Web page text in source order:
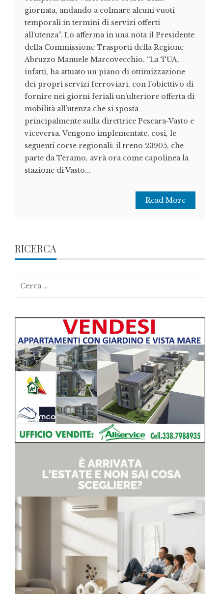
giornata, andando a colmare alcuni vuoti
temporali in termini di servizi offerti
all’utenza”. Lo afferma in una nota il Presidente
della Commissione Trasporti della Regione
Abruzzo Manuele Marcovecchio. “La TUA,
infatti, ha attuato un piano di ottimizzazione
dei propri servizi ferroviari, con l’obiettivo di
fornire nei giorni feriali un’ulteriore offerta di
mobilità all’utenza che si sposta
principalmente sulla direttrice Pescara-Vasto e
viceversa. Vengono implementate, così, le
seguenti corse regionali: il treno 23905, che
parte da Teramo, avrà ora come capolinea la
stazione di Vasto...
Read More
RICERCA